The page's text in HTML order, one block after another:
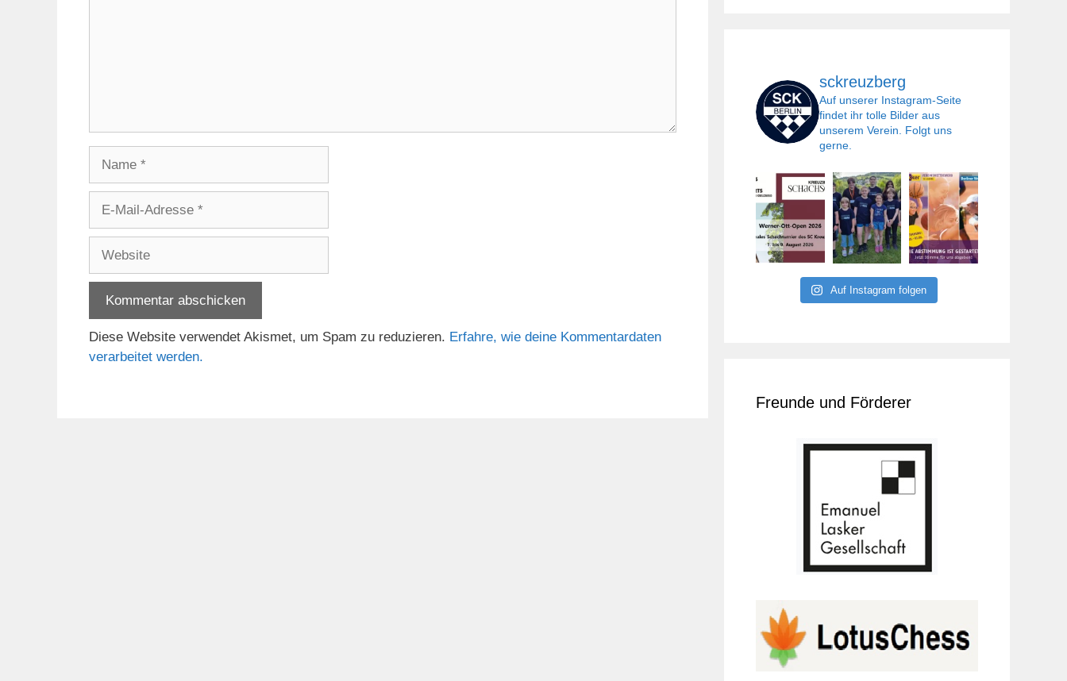
Adresse
Diese Website verwendet Akismet, um Spam zu reduzieren. Erfahre, wie deine Kommentardaten
verarbeitet werden.
sckreuzberg
Auf unserer Instagram-Seite
findet ihr tolle Bilder aus
unserem Verein. Folgt uns
gerne.
Auf Instagram folgen
Freunde und Förderer